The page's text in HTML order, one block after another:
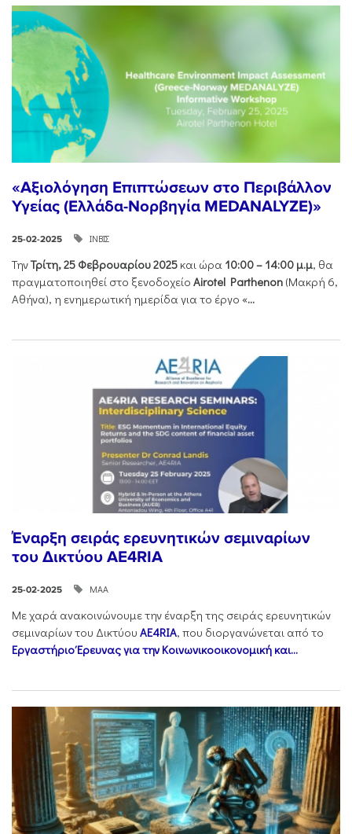
«Αξιολόγηση Επιπτώσεων στο Περιβάλλον
Υγείας (Ελλάδα-Νορβηγία MEDANALYZE)»
25-02-2025 ΙΝΒΙΣ
ΤηνΤρίτη, 25 Φεβρουαρίου 2025 και ώρα 10:00 – 14:00 μ.μ, θα
πραγματοποιηθεί στο ξενοδοχείο Airotel Parthenon (Μακρή 6,
Αθήνα), η ενημερωτική ημερίδα για το έργο «...
Έναρξη σειράς ερευνητικών σεμιναρίων
του Δικτύου AE4RIA
25-02-2025 ΜΑΑ
Με χαρά ανακοινώνουμε την έναρξη της σειράς ερευνητικών
σεμιναρίων του Δικτύου AE4RIA, που διοργανώνεται από το
Εργαστήριο Έρευνας για την Κοινωνικοοικονομική και...